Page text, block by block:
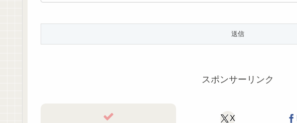
スポンサーリンク
X